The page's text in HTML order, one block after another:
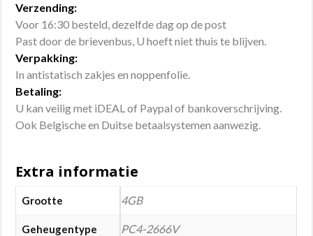
Verzending:
Voor 16:30 besteld, dezelfde dag op de post
Past door de brievenbus, U hoeft niet thuis te blijven.
Verpakking:
In antistatisch zakjes en noppenfolie.
Betaling:
U kan veilig met iDEAL of Paypal of bankoverschrijving.
Ook Belgische en Duitse betaalsystemen aanwezig.
Extra informatie
Grootte 4GB
Geheugentype PC4-2666V